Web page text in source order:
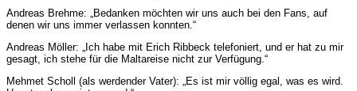
Andreas Brehme: „Bedanken möchten wir uns auch bei den Fans, auf
denen wir uns immer verlassen konnten.“
Andreas Möller: „Ich habe mit Erich Ribbeck telefoniert, und er hat zu mir
gesagt, ich stehe für die Maltareise nicht zur Verfügung.“
Mehmet Scholl (als werdender Vater): „Es ist mir völlig egal, was es wird.